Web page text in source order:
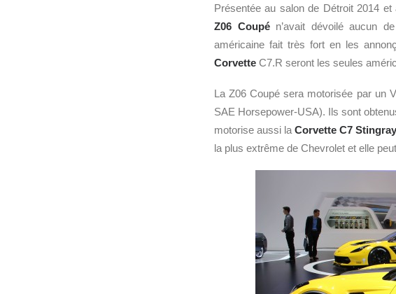
Présentée au salon de Détroit 2014
Z06 Coupén’avait dévoilé aucun
américaine fait très fort en les
Corvette C7.R seront les seules
La Z06 Coupé sera motorisée par un
SAE Horsepower-USA). Ils sont
motorise aussi la Corvette C7 Stingray
la plus extrême de Chevrolet et elle